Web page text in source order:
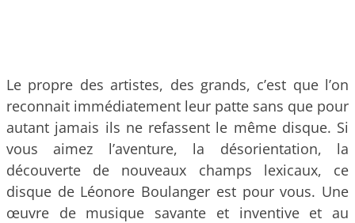
Le propre des artistes, des grands, c’est que l’on
reconnait immédiatement leur patte sans que pour
autant jamais ils ne refassent le même disque. Si
vous aimez l’aventure, la désorientation, la
découverte de nouveaux champs lexicaux, ce
disque de Léonore Boulanger est pour vous. Une
œuvre de musique savante et inventive et au